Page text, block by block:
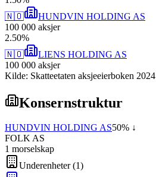
🇳🇴
HUNDVIN HOLDING AS
100 000 aksjer
2.50%
🇳🇴
LIENS HOLDING AS
100 000 aksjer
Kilde: Skatteetaten aksjeeierboken 2024
Konsernstruktur
HUNDVIN HOLDING AS50% ↓
FOLK AS
1 morselskap
Underenheter(1)